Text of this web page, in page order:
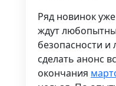
Ряд новинок
ждут
безопасности и
сделать анонс
окончания